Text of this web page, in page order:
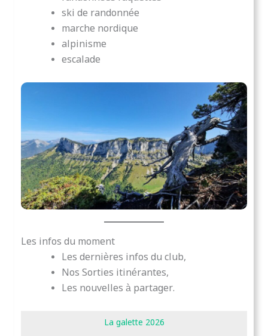
ski de randonnée
marche nordique
alpinisme
escalade
Les infos du moment
Les dernières infos du club,
Nos Sorties itinérantes,
Les nouvelles à partager.
La galette 2026